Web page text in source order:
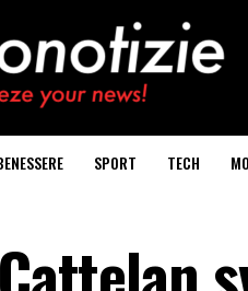
SPORT TECH